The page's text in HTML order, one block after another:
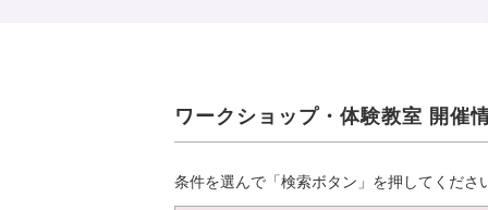
ワークショップ・体験教室 開催
条件を選んで「検索ボタン」を押してくだ